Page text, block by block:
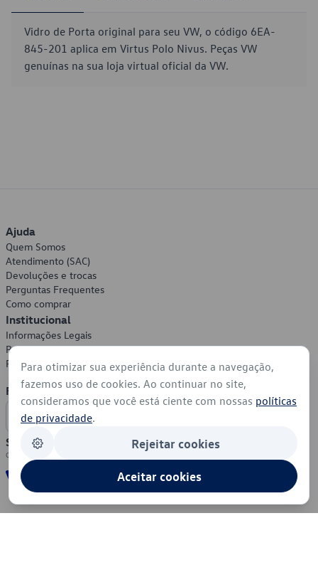
Vidro de Porta original para seu VW, o código 6EA-
845-201 aplica em Virtus Polo Nivus. Peças VW
genuínas na sua loja virtual oficial da VW.
Ajuda
Quem Somos
Atendimento (SAC)
Devoluções e trocas
Perguntas Frequentes
Como comprar
Institucional
Informações Legais
Política de Privacidade
Política de Cookies
Formas de Pagamento
Segurança
Para otimizar sua experiência durante a navegação,
fazemos uso de cookies. Ao continuar no site,
consideramos que você está ciente com nossas políticas
de privacidade.
Rejeitar cookies
Aceitar cookies